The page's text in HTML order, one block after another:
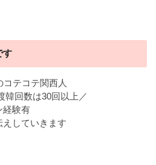
す
テコテ関西人
回数は30回以上／
経験有
していきます